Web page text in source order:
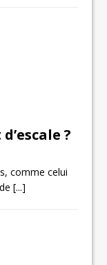
?
comme celui
de[...]